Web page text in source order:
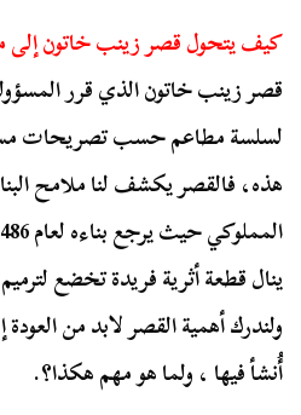
كيف يتحول قصر زينب خاتون إلى
قصر زينب خاتون الذي قرر
لسلسة مطاعم حسب تصريحات
هذه، فالقصر يكشف لنا ملامح
ينال قطعة أثرية فريدة تخضع
ولندرك أهمية القصر لابد من
أُنشأ فيها ، ولما هو مهم هكذا؟.